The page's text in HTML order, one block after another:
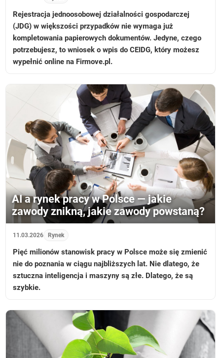
Rejestracja jednoosobowej działalności gospodarczej
(JDG) w większości przypadków nie wymaga już
kompletowania papierowych dokumentów. Jedyne, czego
potrzebujesz, to wniosek o wpis do CEIDG, który możesz
wypełnić online na Firmove.pl.
AI a rynek pracy w Polsce — jakie
zawody znikną, jakie zawody powstaną?
11.03.2026 Rynek
Pięć milionów stanowisk pracy w Polsce może się zmienić
nie do poznania w ciągu najbliższych lat. Nie dlatego, że
sztuczna inteligencja i maszyny są złe. Dlatego, że są
szybkie.